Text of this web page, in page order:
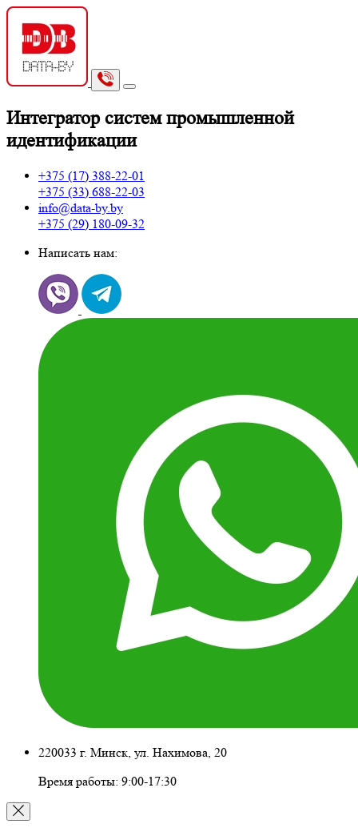
Интегратор систем промышленной
идентификации
+375 (17) 388-22-01
+375 (33) 688-22-03
info@data-by.by
+375 (29) 180-09-32
Написать нам:
220033 г. Минск, ул. Нахимова, 20
Время работы: 9:00-17:30